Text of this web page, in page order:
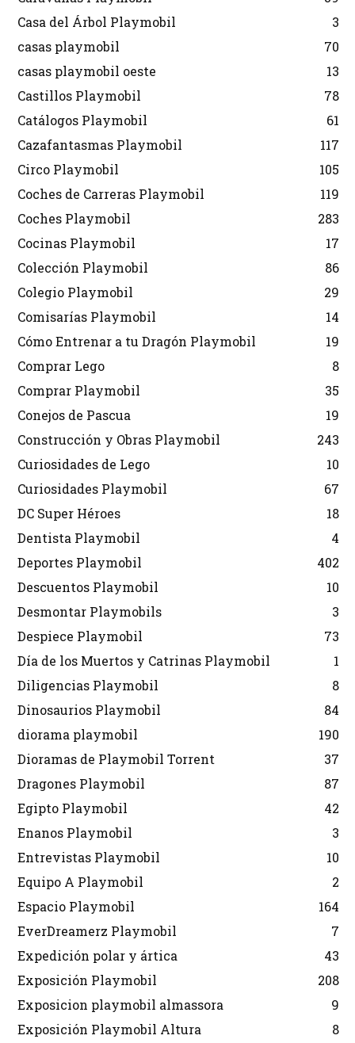
Casa del Árbol Playmobil
3
casas playmobil
70
casas playmobil oeste
13
Castillos Playmobil
78
Catálogos Playmobil
61
Cazafantasmas Playmobil
117
Circo Playmobil
105
Coches de Carreras Playmobil
119
Coches Playmobil
283
Cocinas Playmobil
17
Colección Playmobil
86
Colegio Playmobil
29
Comisarías Playmobil
14
Cómo Entrenar a tu Dragón Playmobil
19
Comprar Lego
8
Comprar Playmobil
35
Conejos de Pascua
19
Construcción y Obras Playmobil
243
Curiosidades de Lego
10
Curiosidades Playmobil
67
DC Super Héroes
18
Dentista Playmobil
4
Deportes Playmobil
402
Descuentos Playmobil
10
Desmontar Playmobils
3
Despiece Playmobil
73
Día de los Muertos y Catrinas Playmobil
1
Diligencias Playmobil
8
Dinosaurios Playmobil
84
diorama playmobil
190
Dioramas de Playmobil Torrent
37
Dragones Playmobil
87
Egipto Playmobil
42
Enanos Playmobil
3
Entrevistas Playmobil
10
Equipo A Playmobil
2
Espacio Playmobil
164
EverDreamerz Playmobil
7
Expedición polar y ártica
43
Exposición Playmobil
208
Exposicion playmobil almassora
9
Exposición Playmobil Altura
8